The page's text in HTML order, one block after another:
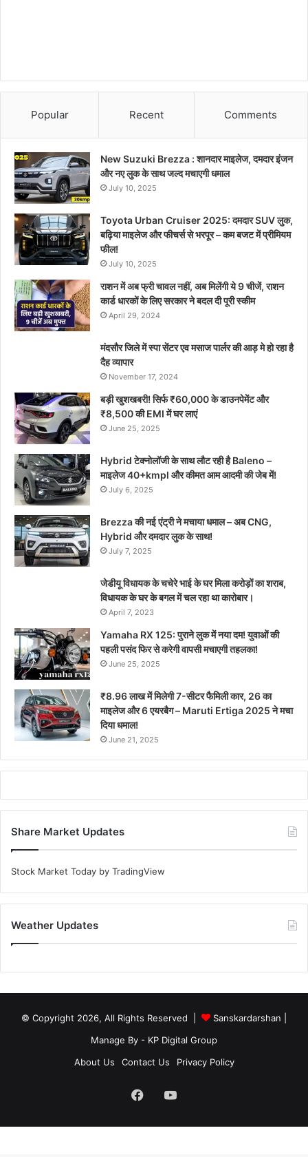
Popular Recent Comments
New Suzuki Brezza : शानदार माइलेज, दमदार इंजन
और नए लुक के साथ जल्द मचाएगी धमाल
July 10, 2025
Toyota Urban Cruiser 2025: दमदार SUV लुक,
बढ़िया माइलेज और फीचर्स से भरपूर – कम बजट में प्रीमियम
फील!
July 10, 2025
राशन में अब फ्री चावल नहीं, अब मिलेंगी ये 9 चीजें, राशन
कार्ड धारकों के लिए सरकार ने बदल दी पूरी स्कीम
April 29, 2024
मंदसौर जिले में स्पा सेंटर एव मसाज पार्लर की आड़ मे हो रहा है
दैह व्यापार
November 17, 2024
बड़ी खुशखबरी! सिर्फ ₹60,000 के डाउनपेमेंट और
₹8,500 की EMI में घर लाएं
June 25, 2025
Hybrid टेक्नोलॉजी के साथ लौट रही है Baleno –
माइलेज 40+kmpl और कीमत आम आदमी की जेब में!
July 6, 2025
Brezza की नई एंट्री ने मचाया धमाल – अब CNG,
Hybrid और दमदार लुक के साथ!
July 7, 2025
जेडीयू विधायक के चचेरे भाई के घर मिला करोड़ों का शराब,
विधायक के घर के बगल में चल रहा था कारोबार।
April 7, 2023
Yamaha RX 125: पुराने लुक में नया दम! युवाओं की
पहली पसंद फिर से करेगी वापसी मचाएगी तहलका!
June 25, 2025
₹8.96 लाख में मिलेगी 7-सीटर फैमिली कार, 26 का
माइलेज और 6 एयरबैग – Maruti Ertiga 2025 ने मचा
दिया धमाल!
June 21, 2025
Share Market Updates
Stock Market Today by TradingView
Weather Updates
© Copyright 2026, All Rights Reserved | Sanskardarshan
Manage By - KP Digital Group
About Us
Contact Us Privacy Policy
FacebookYouTube